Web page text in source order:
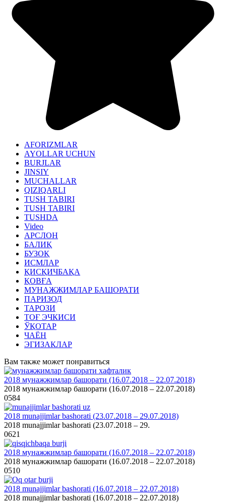
AFORIZMLAR
AYOLLAR UCHUN
BURJLAR
JINSIY
MUCHALLAR
QIZIQARLI
TUSH TABIRI
TUSH TABIRI
TUSHDA
Video
АРСЛОН
БАЛИҚ
БУЗОҚ
ИСМЛАР
ҚИСҚИЧБАҚА
ҚОВҒА
МУНАЖЖИМЛАР БАШОРАТИ
ПАРИЗОД
ТАРОЗИ
ТОҒ ЭЧКИСИ
ЎҚОТАР
ЧАЁН
ЭГИЗАКЛАР
Вам также может понравиться
2018 мунажжимлар башорати (16.07.2018 – 22.07.2018)
2018 мунажжимлар башорати (16.07.2018 – 22.07.2018)
0584
2018 munajjimlar bashorati (23.07.2018 – 29.07.2018)
2018 munajjimlar bashorati (23.07.2018 – 29.
0621
2018 мунажжимлар башорати (16.07.2018 – 22.07.2018)
2018 мунажжимлар башорати (16.07.2018 – 22.07.2018)
0510
2018 munajjimlar bashorati (16.07.2018 – 22.07.2018)
2018 munajjimlar bashorati (16.07.2018 – 22.07.2018)